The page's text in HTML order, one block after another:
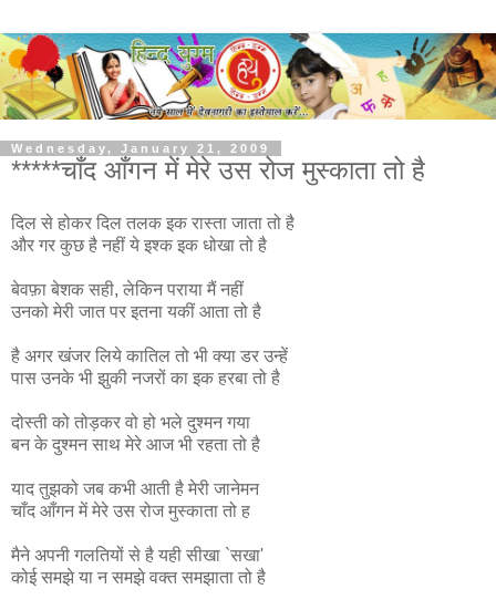
Wednesday, January 21, 2009
*****चाँद आँगन में मेरे उस रोज मुस्काता तो है
दिल से होकर दिल तलक इक रास्ता जाता तो है
और गर कुछ है नहीं ये इश्क इक धोखा तो है
बेवफ़ा बेशक सही, लेकिन पराया मैं नहीं
उनको मेरी जात पर इतना यकीं आता तो है
है अगर खंजर लिये कातिल तो भी क्या डर उन्हें
पास उनके भी झुकी नजरों का इक हरबा तो है
दोस्ती को तोड़कर वो हो भले दुश्मन गया
बन के दुश्मन साथ मेरे आज भी रहता तो है
याद तुझको जब कभी आती है मेरी जानेमन
चाँद आँगन में मेरे उस रोज मुस्काता तो ह
मैने अपनी गलतियों से है यही सीखा `सखा'
कोई समझे या न समझे वक्त समझाता तो है